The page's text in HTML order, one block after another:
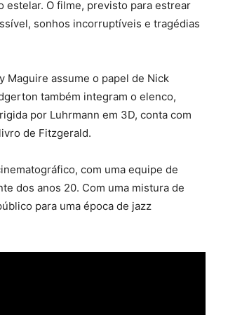
estelar. O filme, previsto para estrear
sonhos incorruptíveis e tragédias
Maguire assume o papel de Nick
também integram o elenco,
por Luhrmann em 3D, conta com
de Fitzgerald.
com uma equipe de
dos anos 20. Com uma mistura de
para uma época de jazz